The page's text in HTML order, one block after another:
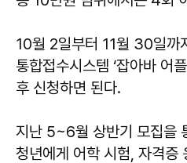
10월 2일부터 11월 30일까
통합접수시스템 ‘잡아바 어
후 신청하면 된다.
지난 5~6월 상반기 모집을
청년에게 어학 시험, 자격증